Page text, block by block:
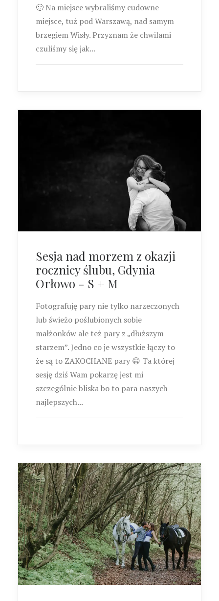
🙂 Na miejsce wybraliśmy cudowne
miejsce, tuż pod Warszawą, nad samym
brzegiem Wisły. Przyznam że chwilami
czuliśmy się jak...
Sesja nad morzem z okazji
rocznicy ślubu, Gdynia
Orłowo - S + M
Fotografuję pary nie tylko narzeczonych
lub świeżo poślubionych sobie
małżonków ale też pary z „dłuższym
starzem”. Jedno co je wszystkie łączy to
że są to ZAKOCHANE pary 😀 Ta której
sesję dziś Wam pokarzę jest mi
szczególnie bliska bo to para naszych
najlepszych...